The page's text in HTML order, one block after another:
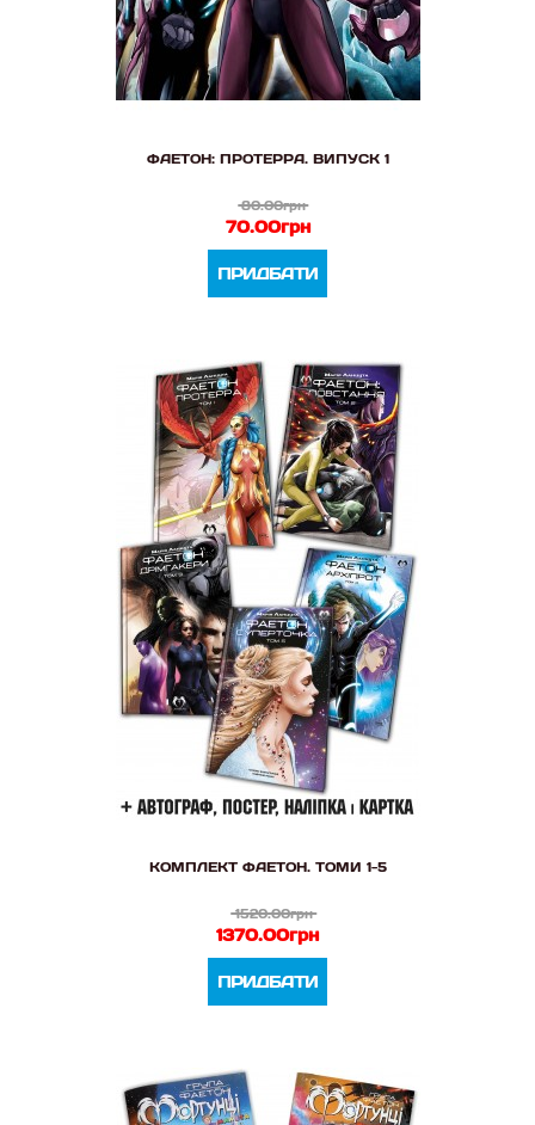
ФАЕТОН: ПРОТЕРРА. ВИПУСК 1
80.00грн
70.00грн
ПРИДБАТИ
КОМПЛЕКТ ФАЕТОН. ТОМИ 1-5
1520.00грн
1370.00грн
ПРИДБАТИ